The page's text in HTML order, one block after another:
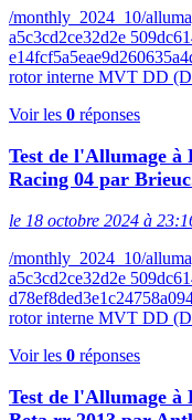
/monthly_2024_10/
a5c3cd2ce32d2e
rotor interne MVT DD
Voir les 0 réponses
Test de l'Allumage
Racing 04 par
le 18 octobre 2024 à
/monthly_2024_10/
a5c3cd2ce32d2e
rotor interne MVT DD
Voir les 0 réponses
Test de l'Allumage